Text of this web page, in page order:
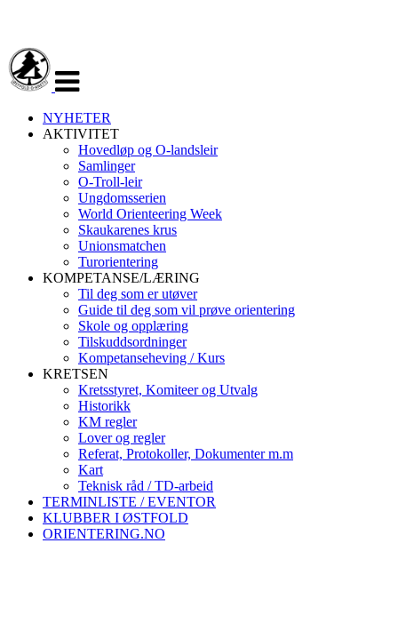
navigasjon
NYHETER
AKTIVITET
Hovedløp og O-landsleir
Samlinger
O-Troll-leir
Ungdomsserien
World Orienteering Week
Skaukarenes krus
Unionsmatchen
Turorientering
KOMPETANSE/LÆRING
Til deg som er utøver
Guide til deg som vil prøve orientering
Skole og opplæring
Tilskuddsordninger
Kompetanseheving / Kurs
KRETSEN
Kretsstyret, Komiteer og Utvalg
Historikk
KM regler
Lover og regler
Referat, Protokoller, Dokumenter m.m
Kart
Teknisk råd / TD-arbeid
TERMINLISTE / EVENTOR
KLUBBER I ØSTFOLD
ORIENTERING.NO